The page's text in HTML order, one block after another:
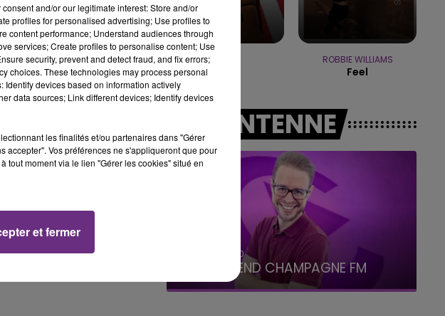
DE REIMS FERME
du centre-ville
est contraint de
ROBBIE WILLIAMS
Feel
A L'ANTENNE
LE WEEK-END CHAMPAGNE FM
and/or our legitimate interest: Store and/or
profiles for personalised advertising; Use profiles to
content performance; Understand audiences through
services; Create profiles to personalise content; Use
security, prevent and detect fraud, and fix errors;
choices. These technologies may process personal
devices based on information actively
data sources; Link different devices; Identify devices
les finalités et/ou partenaires dans "Gérer
accepter". Vos préférences ne s'appliqueront que pour
tout moment via le lien "Gérer les cookies" situé en
et fermer